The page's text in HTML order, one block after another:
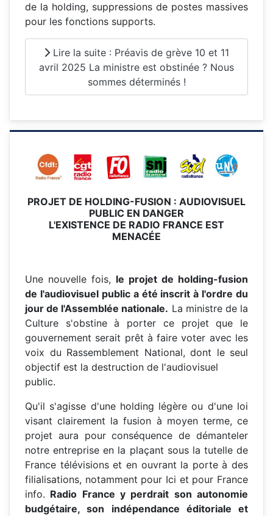
de la holding, suppressions de postes massives
pour les fonctions supports.
Lire la suite : Préavis de grève 10 et 11
avril 2025 La ministre est obstinée ? Nous
sommes déterminés !
PROJET DE HOLDING-FUSION : AUDIOVISUEL
PUBLIC EN DANGER
L'EXISTENCE DE RADIO FRANCE EST
MENACÉE
Une nouvelle fois, le projet de holding-fusion
de l'audiovisuel public a été inscrit à l'ordre du
jour de l'Assemblée nationale. La ministre de la
Culture s'obstine à porter ce projet que le
gouvernement serait prêt à faire voter avec les
voix du Rassemblement National, dont le seul
objectif est la destruction de l'audiovisuel
public.
Qu'il s'agisse d'une holding légère ou d'une loi
visant clairement la fusion à moyen terme, ce
projet aura pour conséquence de démanteler
notre entreprise en la plaçant sous la tutelle de
France télévisions et en ouvrant la porte à des
filialisations, notamment pour Ici et pour France
info. Radio France y perdrait son autonomie
budgétaire, son indépendance éditoriale et